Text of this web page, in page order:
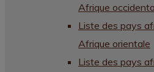
Afrique
Liste des pays
Afrique orientale
Liste des pays